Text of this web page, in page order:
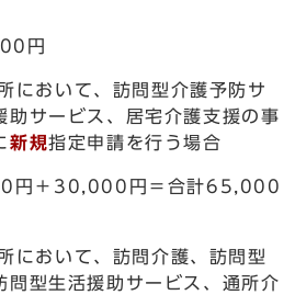
円
おいて、訪問型介護予防サ
助サービス、居宅介護支援の事
新規指定申請を行う場合
＋30,000円＝合計65,000
おいて、訪問介護、訪問型
問型生活援助サービス、通所介